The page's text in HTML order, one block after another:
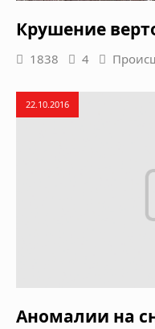
Крушение
1838 4
22.10.2016
Аномалии на